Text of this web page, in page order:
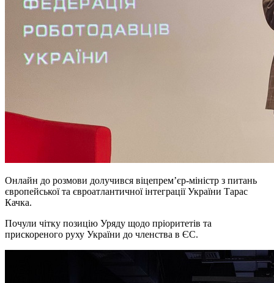
Онлайн до розмови долучився віцепрем’єр-міністр з питань
європейської та євроатлантичної інтеграції України Тарас
Качка.
Почули чітку позицію Уряду щодо пріоритетів та
прискореного руху України до членства в ЄС.